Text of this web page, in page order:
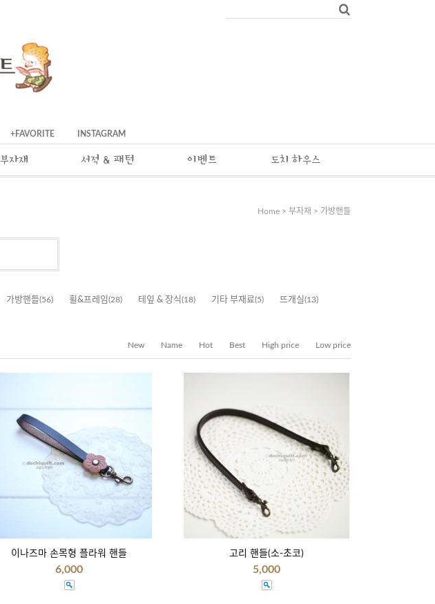
+FAVORITE INSTAGRAM
부자재 서적 & 패턴 이벤트 도치 하우스
Home > 부자재 > 가방핸들
가방핸들(56) 휠&프레임(28) 테잎 & 장식(18) 기타 부재료(5) 뜨개실(13)
New Name Hot Best High price Low price
이나즈마 손목형 플라워 핸들
6,000
고리 핸들(소-초코)
5,000